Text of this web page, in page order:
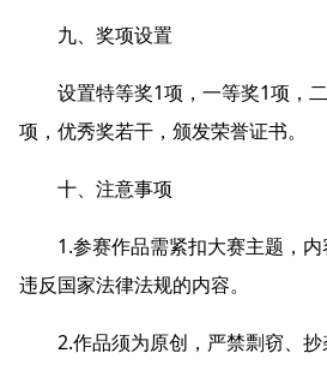
九、奖项设置
设置特等奖1项，一等奖1项，
项，优秀奖若干，颁发荣誉证书。
十、注意事项
1.参赛作品需紧扣大赛主题，
违反国家法律法规的内容。
2.作品须为原创，严禁剽窃、